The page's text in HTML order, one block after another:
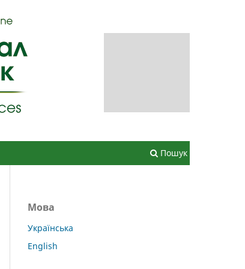
Пошук
Мова
Українська
English